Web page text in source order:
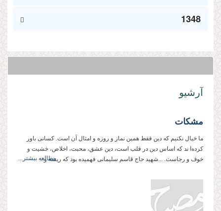
1348
آرشیو
مشکات
ما خیال نکنیم که دین فقط همین نماز و روزه و امثال آن است. کسانی باور
کرده‌ا ند که اساس دین در قلب است، دین عشق، محبت، اخلاص، خشیت و
خوف و رجاست. ...شهید حاج قاسم سلیمانی فهمیده بود که ریشه و...مطالعه بیشتر...